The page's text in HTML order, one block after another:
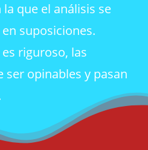
que el análisis se
suposiciones.
riguroso, las
ser opinables y pasan